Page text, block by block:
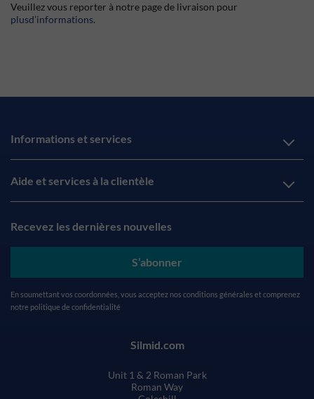
Veuillez vous reporter à notre page de livraison pour
plusd’informations.
Informations et services
Aide et services à la clientèle
Recevez les dernières nouvelles
S’abonner
En soumettant vos coordonnées, vous acceptez nos conditions générales et comprenez
notre politique de confidentialité
Silmid.com
Unit 1 & 2 Roman Park
Roman Way